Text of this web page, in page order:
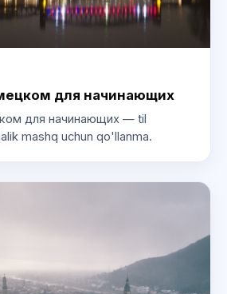
для начинающих
для начинающих — til
mashq uchun qo'llanma.